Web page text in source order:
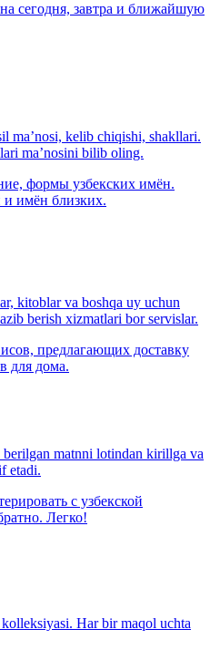
сегодня, завтра и ближайшую
ma’nosi, kelib chiqishi, shakllari.
ma’nosini bilib oling.
формы узбекских имён.
и имён близких.
kitoblar va boshqa uy uchun
berish xizmatlari bor servislar.
предлагающих доставку
для дома.
matnni lotindan kirillga va
etadi.
с узбекской
Легко!
Har bir maqol uchta